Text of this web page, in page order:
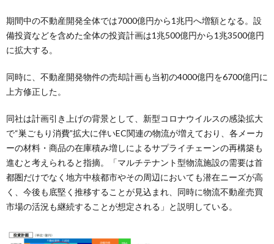
期間中の不動産開発全体では7000億円から1兆円へ増額となる。設
備投資などを含めた全体の投資計画は1兆500億円から1兆3500億円
に拡大する。
同時に、不動産開発物件の売却計画も当初の4000億円を6700億円に
上方修正した。
同社は計画引き上げの背景として、新型コロナウイルスの感染拡大
で“巣ごもり消費”拡大に伴いEC関連の物流が増えており、各メーカ
ーの材料・商品の在庫積み増しによるサプライチェーンの再構築も
進むと考えられると指摘。「マルチテナント型物流施設の需要は首
都圏だけでなく地方中核都市やその周辺においても潜在ニーズが高
く、今後も底堅く推移することが見込まれ、同時に物流不動産売買
市場の活況も継続することが想定される」と説明している。